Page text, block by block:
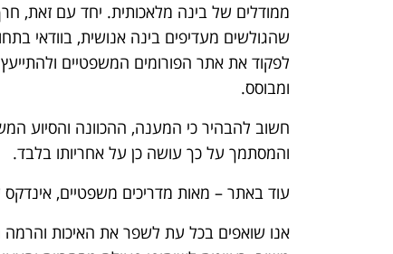
ממודלים של בינה מלאכותית. יחד עם זאת,
שהגולשים מעדיפים בינה אנושית, בוודאי
לפקוד את אתר הפורומים המשפטיים
ומבוסס.
חשוב להבהיר כי המענה, ההכוונה והסיוע
והמסתמך על כך עושה כן על אחריותו בלבד.
עוד באתר – מאות מדריכים משפטיים, אינדקס
אנו שואפים בכל עת לשפר את האיכות